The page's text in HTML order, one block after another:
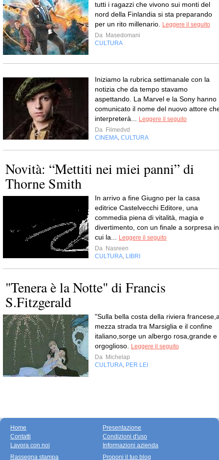
tutti i ragazzi che vivono sui monti del
nord della Finlandia si sta preparando
per un rito millenario.
Leggere il seguito
Da Masedomani
CULTURA
Iniziamo la rubrica settimanale con la
notizia che da tempo stavamo
aspettando. La Marvel e la Sony hanno
comunicato il nome del nuovo attore
interpreterà...
Leggere il seguito
Da Filmedvd
CINEMA CULTURA
Novità: “Mettiti nei miei panni” di
Thorne Smith
In arrivo a fine Giugno per la casa
editrice Castelvecchi Editore, una
commedia piena di vitalità, magia e
divertimento, con un finale a sorpresa in
cui la...
Leggere il seguito
Da Nasreen
CULTURA LIBRI
"Tenera è la Notte" di Francis
S.Fitzgerald
"Sulla bella costa della riviera
mezza strada tra Marsiglia e il confine
italiano,sorge un albergo rosa,grande e
orgoglioso.
Leggere il seguito
Da Michelap
CULTURA PER LEI
Home
Contatti
Lavora con noi
Presentazione
Condizioni d'uso
Informazioni azienda
Rassegna stampa
Proponi il tuo blog